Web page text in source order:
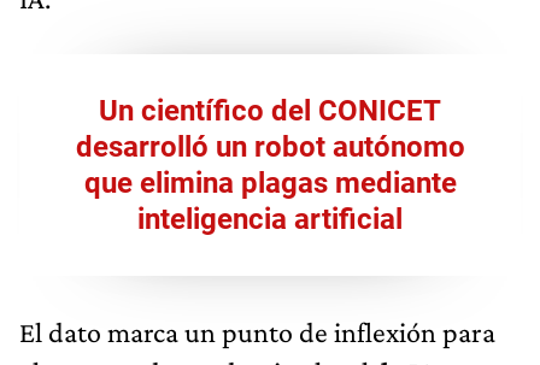
Un científico del CONICET
desarrolló un robot autónomo
que elimina plagas mediante
inteligencia artificial
El dato marca un punto de inflexión para